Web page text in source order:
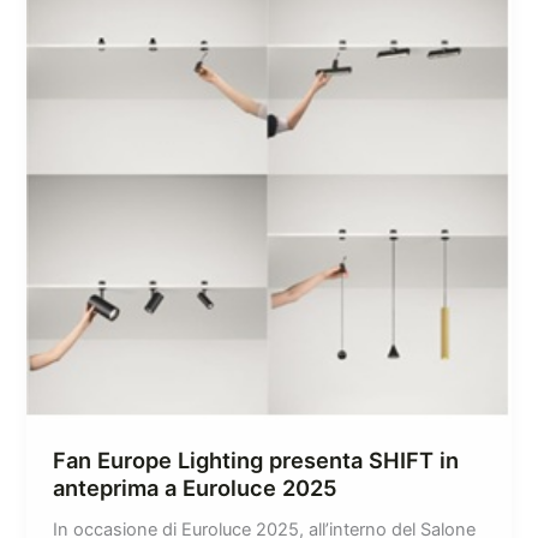
Fan Europe Lighting presenta SHIFT in
anteprima a Euroluce 2025
In occasione di Euroluce 2025, all’interno del Salone